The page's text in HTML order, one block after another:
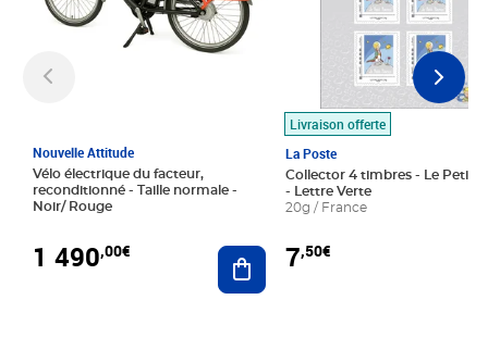
Nouvelle Attitude
Vélo électrique du facteur,
reconditionné - Taille normale -
Noir/ Rouge
1 490,00€ Ajouter au panier
Livraison offerte
La Poste
Collector 4 timbres - Le Petit
- Lettre Verte
20g / France
7,50€